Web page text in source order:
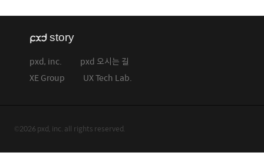
pxd, inc.
pxd 오시는 길
XE Group
UX Tech Lab.
©2026 pxd, inc. all rights reserved.